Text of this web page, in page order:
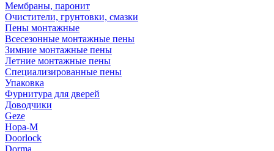
Мембраны, паронит
Очистители, грунтовки, смазки
Пены монтажные
Всесезонные монтажные пены
Зимние монтажные пены
Летние монтажные пены
Специализированные пены
Упаковка
Фурнитура для дверей
Доводчики
Geze
Нора-М
Doorlock
Dorma